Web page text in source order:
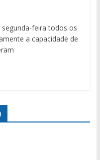
feira todos os
a capacidade de